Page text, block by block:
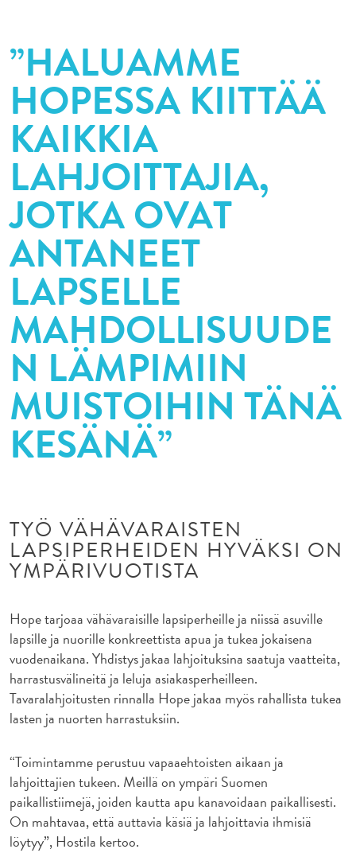
”HALUAMME
HOPESSA KIITTÄÄ
KAIKKIA
LAHJOITTAJIA,
JOTKA OVAT
ANTANEET
LAPSELLE
MAHDOLLISUUDE
N LÄMPIMIIN
MUISTOIHIN TÄNÄ
KESÄNÄ”
TYÖ VÄHÄVARAISTEN
LAPSIPERHEIDEN HYVÄKSI ON
YMPÄRIVUOTISTA
Hope tarjoaa vähävaraisille lapsiperheille ja niissä asuville
lapsille ja nuorille konkreettista apua ja tukea jokaisena
vuodenaikana. Yhdistys jakaa lahjoituksina saatuja vaatteita,
harrastusvälineitä ja leluja asiakasperheilleen.
Tavaralahjoitusten rinnalla Hope jakaa myös rahallista tukea
lasten ja nuorten harrastuksiin.
“Toimintamme perustuu vapaaehtoisten aikaan ja
lahjoittajien tukeen. Meillä on ympäri Suomen
paikallistiimejä, joiden kautta apu kanavoidaan paikallisesti.
On mahtavaa, että auttavia käsiä ja lahjoittavia ihmisiä
löytyy”, Hostila kertoo.